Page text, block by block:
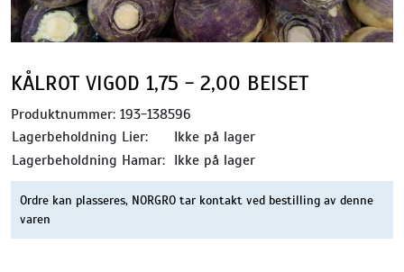
KÅLROT VIGOD 1,75 - 2,00 BEISET
Produktnummer: 193-138596
Lagerbeholdning Lier:
Ikke på lager
Lagerbeholdning Hamar: Ikke på lager
Ordre kan plasseres, NORGRO tar kontakt ved bestilling av denne
varen